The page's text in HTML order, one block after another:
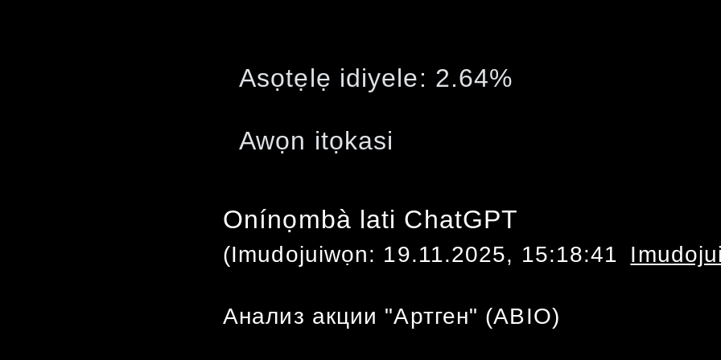
Asọtẹlẹ idiyele: 2.64%
Awọn itọkasi
Onínọmbà lati ChatGPT
(Imudojuiwọn: 19.11.2025, 15:18:41
Анализ акции "Артген" (ABIO)